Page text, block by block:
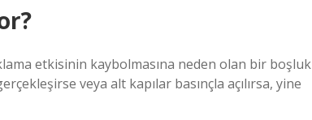
etkisinin kaybolmasına neden olan bir boşluk
veya alt kapılar basınçla açılırsa, yine